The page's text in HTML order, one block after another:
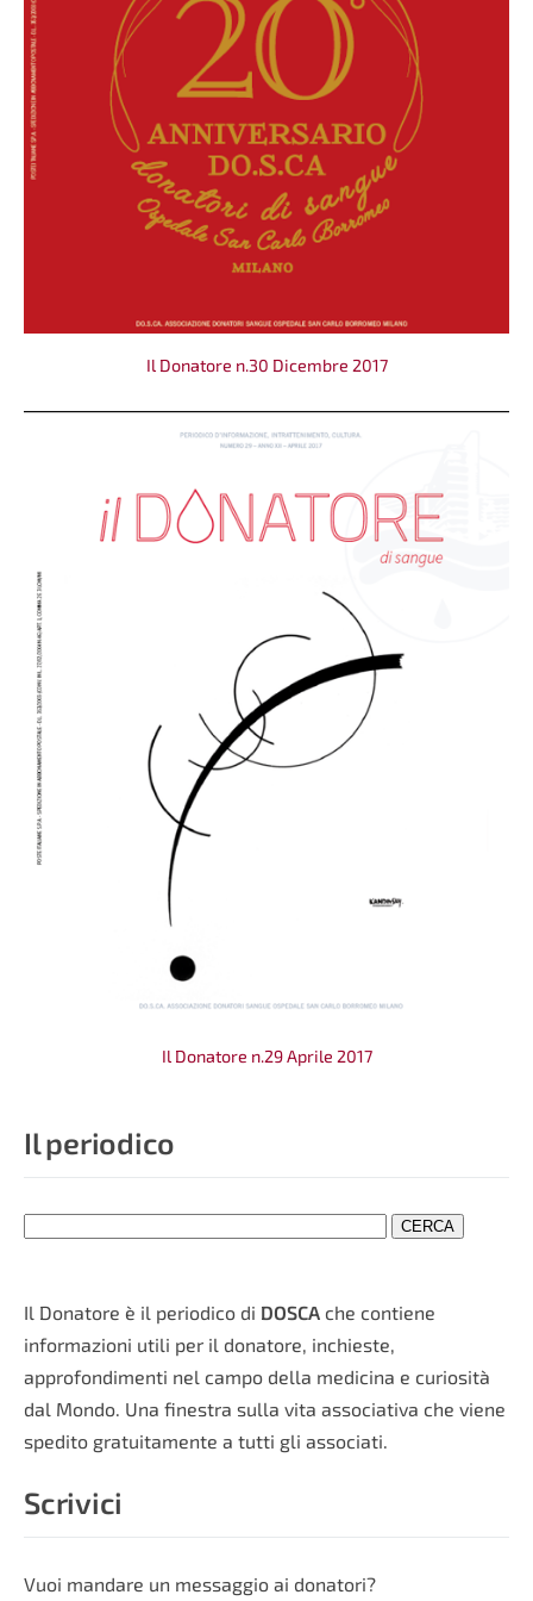
Il periodico
Il Donatore è il periodico di DOSCA che contiene
informazioni utili per il donatore, inchieste,
approfondimenti nel campo della medicina e curiosità
dal Mondo. Una finestra sulla vita associativa che viene
spedito gratuitamente a tutti gli associati.
Scrivici
Vuoi mandare un messaggio ai donatori?
Il Donatore n.30 Dicembre 2017
Il Donatore n.29 Aprile 2017